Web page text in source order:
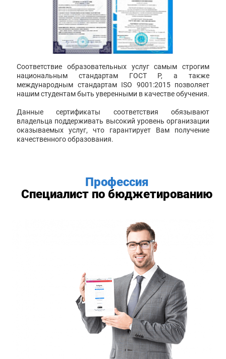
Соответствие образовательных услуг самым строгим
национальным стандартам ГОСТ Р, а также
международным стандартам ISO 9001:2015 позволяет
нашим студентам быть уверенными в качестве обучения.
Данные сертификаты соответствия обязывают
владельца поддерживать высокий уровень организации
оказываемых услуг, что гарантирует Вам получение
качественного образования.
Профессия
Специалист по бюджетированию